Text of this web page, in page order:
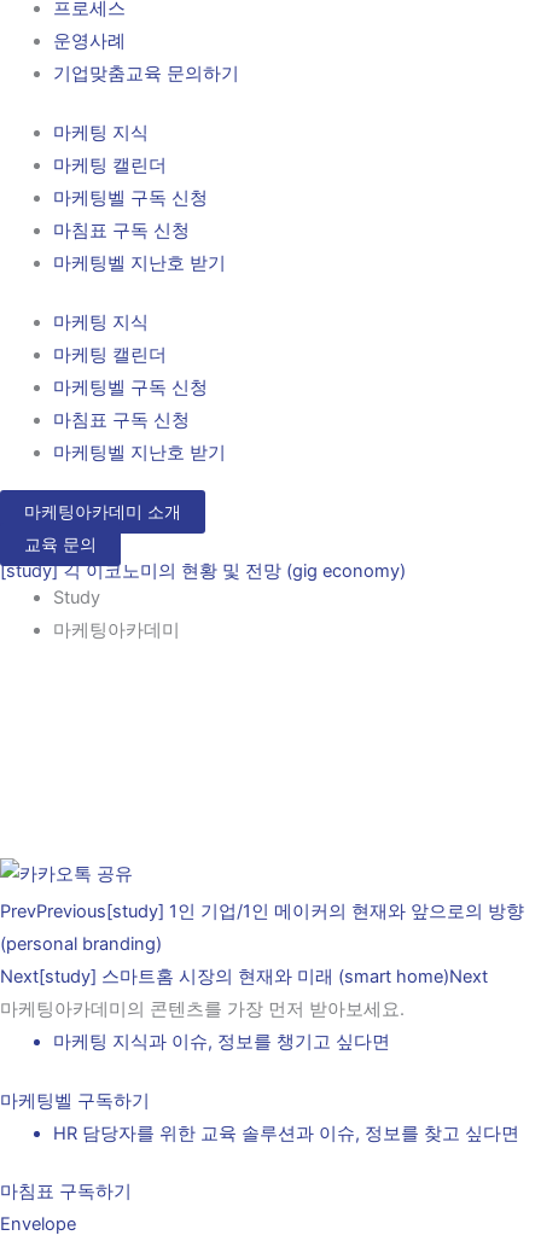
프로세스
운영사례
기업맞춤교육 문의하기
마케팅 지식
마케팅 캘린더
마케팅벨 구독 신청
마침표 구독 신청
마케팅벨 지난호 받기
마케팅 지식
마케팅 캘린더
마케팅벨 구독 신청
마침표 구독 신청
마케팅벨 지난호 받기
마케팅아카데미 소개
교육 문의
[study] 긱 이코노미의 현황 및 전망 (gig economy)
Study
마케팅아카데미
PrevPrevious[study] 1인 기업/1인 메이커의 현재와 앞으로의 방향
(personal branding)
Next[study] 스마트홈 시장의 현재와 미래 (smart home)Next
마케팅아카데미의 콘텐츠를 가장 먼저 받아보세요.
마케팅 지식과 이슈, 정보를 챙기고 싶다면
마케팅벨 구독하기
HR 담당자를 위한 교육 솔루션과 이슈, 정보를 찾고 싶다면
마침표 구독하기
Envelope